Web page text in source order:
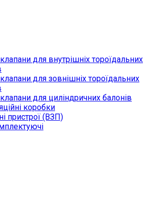
для внутрішніх тороїдальних
для зовнішніх тороїдальних
для циліндричних балонів
коробки
пристрої (ВЗП)